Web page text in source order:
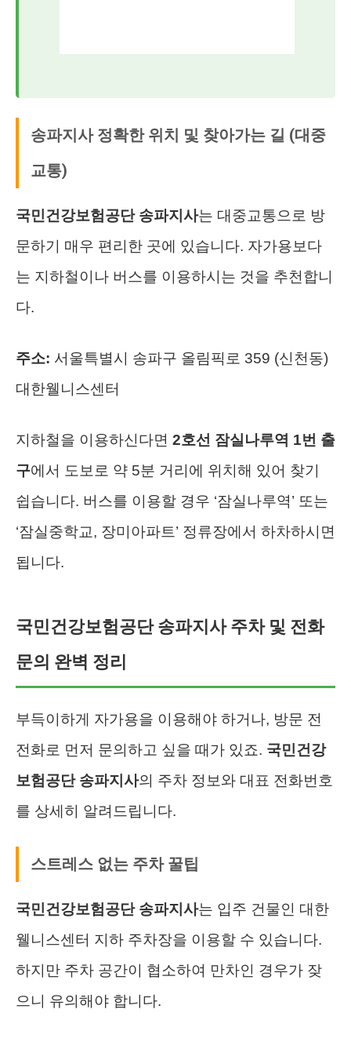
송파지사 정확한 위치 및 찾아가는 길 (대중
교통)
국민건강보험공단 송파지사는 대중교통으로 방
문하기 매우 편리한 곳에 있습니다. 자가용보다
는 지하철이나 버스를 이용하시는 것을 추천합니
다.
주소: 서울특별시 송파구 올림픽로 359 (신천동)
대한웰니스센터
지하철을 이용하신다면 2호선 잠실나루역 1번 출
구에서 도보로 약 5분 거리에 위치해 있어 찾기
쉽습니다. 버스를 이용할 경우 ‘잠실나루역’ 또는
‘잠실중학교, 장미아파트’ 정류장에서 하차하시면
됩니다.
국민건강보험공단 송파지사 주차 및 전화
문의 완벽 정리
부득이하게 자가용을 이용해야 하거나, 방문 전
전화로 먼저 문의하고 싶을 때가 있죠. 국민건강
보험공단 송파지사의 주차 정보와 대표 전화번호
를 상세히 알려드립니다.
스트레스 없는 주차 꿀팁
국민건강보험공단 송파지사는 입주 건물인 대한
웰니스센터 지하 주차장을 이용할 수 있습니다.
하지만 주차 공간이 협소하여 만차인 경우가 잦
으니 유의해야 합니다.